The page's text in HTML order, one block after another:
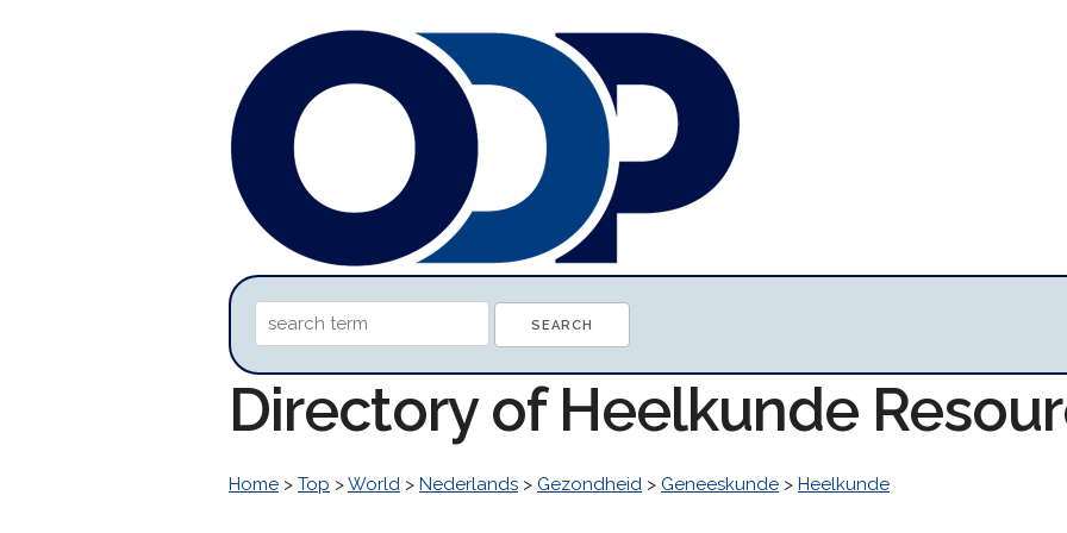
Directory of Heelkunde
Home > Top >World > Nederlands > Gezondheid > Geneeskunde > Heelkunde